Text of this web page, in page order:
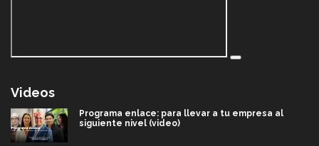
Videos
Programa enlace: para llevar a tu empresa al
siguiente nivel (video)